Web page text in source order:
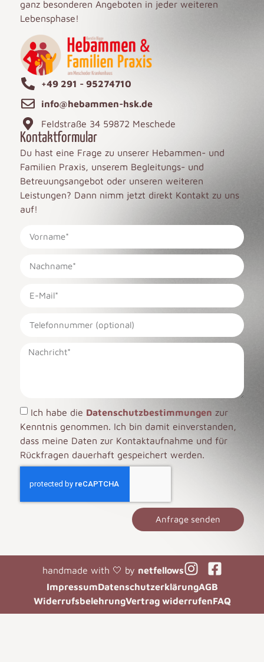
ganz besonderen Angeboten in jeder weiteren
Lebensphase!
+49 291 - 95274710
info@hebammen-hsk.de
Feldstraße 34 59872 Meschede
Kontaktformular
Du hast eine Frage zu unserer Hebammen- und
Familien Praxis, unserem Begleitungs- und
Betreuungsangebot oder unseren weiteren
Leistungen? Dann nimm jetzt direkt Kontakt zu uns
auf!
Ich habe die Datenschutzbestimmungen zur
Kenntnis genommen. Ich bin damit einverstanden,
dass meine Daten zur Kontaktaufnahme und für
Rückfragen dauerhaft gespeichert werden.
Anfrage senden
handmade with 🤍 by netfellows
ImpressumDatenschutzerklärungAGB
WiderrufsbelehrungVertrag widerrufenFAQ